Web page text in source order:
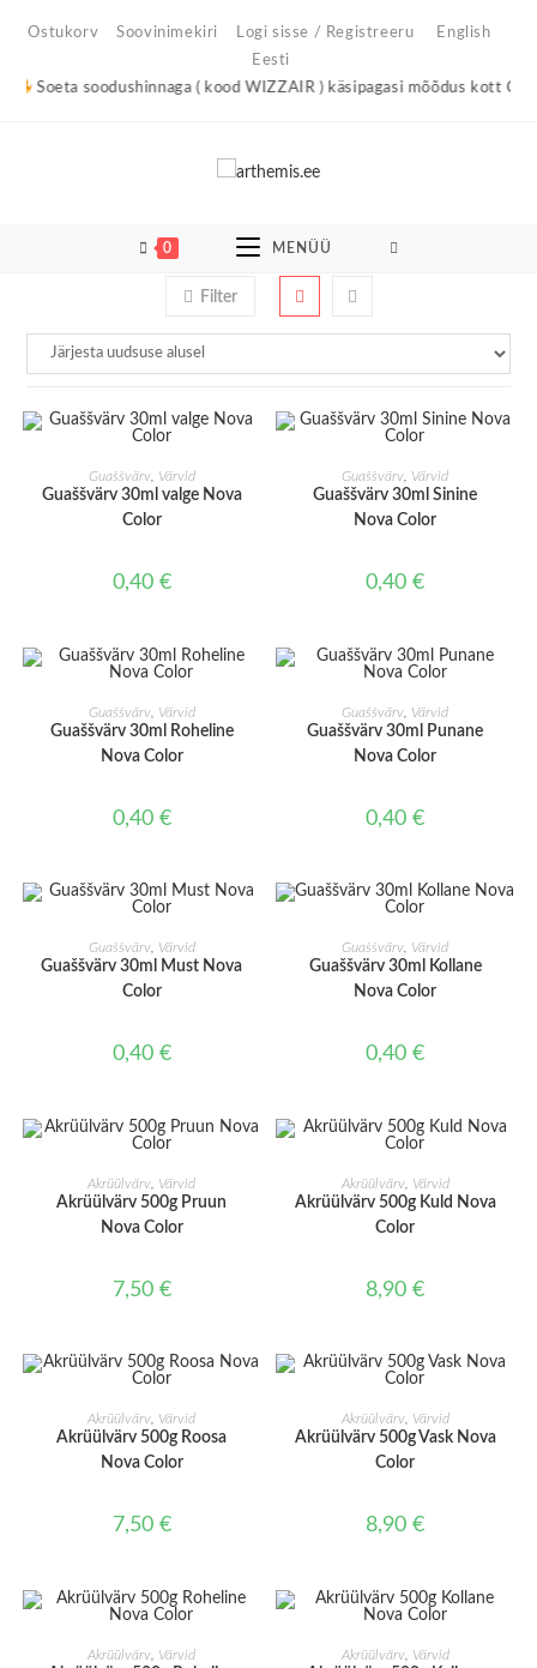
Ostukorv Soovinimekiri Logi sisse / Registreeru
English
Eesti
Soeta soodushinnaga ( kood WIZZAIR ) käsipagasi mõõdus kott City
0 MENÜÜ
Filter
LISA KORVI
Guaššvärv, Värvid
Guaššvärv 30ml valge Nova
Color
0,40 €
LISA KORVI
Guaššvärv Värvid
Guaššvärv 30ml Sinine
Nova Color
0,40€
LISA KORVI
Guaššvärv, Värvid
Guaššvärv 30ml Roheline
Nova Color
0,40 €
LISA KORVI
Guaššvärv Värvid
Guaššvärv 30ml Punane
Nova Color
0,40€
LISA KORVI
Guaššvärv, Värvid
Guaššvärv 30ml Must Nova
Color
0,40 €
LISA KORVI
Guaššvärv Värvid
Guaššvärv 30ml Kollane
Nova Color
0,40€
LISA KORVI
Akrüülvärv Värvid
Akrüülvärv 500g Pruun
Nova Color
7,50 €
LISA KORVI
Akrüülvärv, Värvid
Akrüülvärv 500g Kuld Nova
Color
8,90€
LISA KORVI
Akrüülvärv Värvid
Akrüülvärv 500g Roosa
Nova Color
7,50 €
LISA KORVI
Akrüülvärv, Värvid
Akrüülvärv 500g Vask Nova
Color
8,90€
LISA KORVI
Akrüülvärv Värvid LISA KORVI
Akrüülvärv, Värvid